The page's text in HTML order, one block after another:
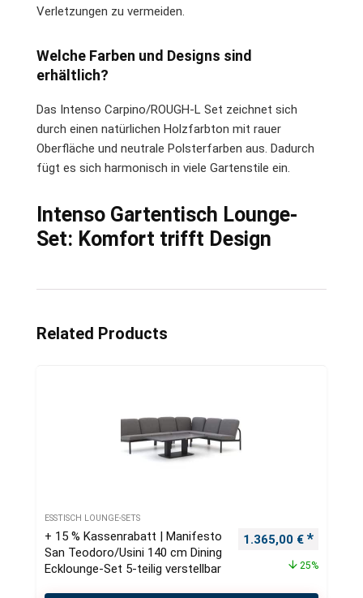
Verletzungen zu vermeiden.
Welche Farben und Designs sind
erhältlich?
Das Intenso Carpino/ROUGH-L Set zeichnet sich
durch einen natürlichen Holzfarbton mit rauer
Oberfläche und neutrale Polsterfarben aus. Dadurch
fügt es sich harmonisch in viele Gartenstile ein.
Intenso Gartentisch Lounge-
Set: Komfort trifft Design
Related Products
ESSTISCH LOUNGE-SETS
+ 15 % Kassenrabatt | Manifesto
San Teodoro/Usini 140 cm Dining
Ecklounge-Set 5-teilig verstellbar
Ursprünglicher
1.365,00 €
25%